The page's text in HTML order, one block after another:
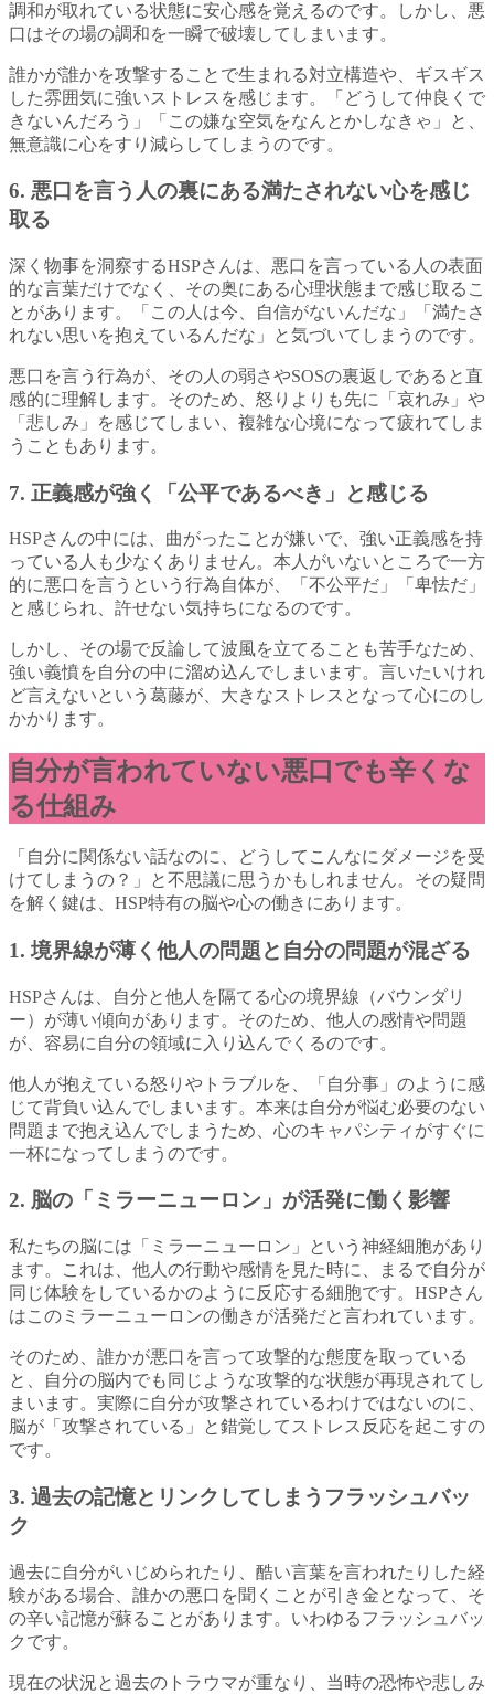
調和が取れている状態に安心感を覚えるのです。しかし、悪
口はその場の調和を一瞬で破壊してしまいます。
誰かが誰かを攻撃することで生まれる対立構造や、ギスギス
した雰囲気に強いストレスを感じます。「どうして仲良くで
きないんだろう」「この嫌な空気をなんとかしなきゃ」と、
無意識に心をすり減らしてしまうのです。
6. 悪口を言う人の裏にある満たされない心を感じ
取る
深く物事を洞察するHSPさんは、悪口を言っている人の表面
的な言葉だけでなく、その奥にある心理状態まで感じ取るこ
とがあります。「この人は今、自信がないんだな」「満たさ
れない思いを抱えているんだな」と気づいてしまうのです。
悪口を言う行為が、その人の弱さやSOSの裏返しであると直
感的に理解します。そのため、怒りよりも先に「哀れみ」や
「悲しみ」を感じてしまい、複雑な心境になって疲れてしま
うこともあります。
7. 正義感が強く「公平であるべき」と感じる
HSPさんの中には、曲がったことが嫌いで、強い正義感を持
っている人も少なくありません。本人がいないところで一方
的に悪口を言うという行為自体が、「不公平だ」「卑怯だ」
と感じられ、許せない気持ちになるのです。
しかし、その場で反論して波風を立てることも苦手なため、
強い義憤を自分の中に溜め込んでしまいます。言いたいけれ
ど言えないという葛藤が、大きなストレスとなって心にのし
かかります。
自分が言われていない悪口でも辛くな
る仕組み
「自分に関係ない話なのに、どうしてこんなにダメージを受
けてしまうの？」と不思議に思うかもしれません。その疑問
を解く鍵は、HSP特有の脳や心の働きにあります。
1. 境界線が薄く他人の問題と自分の問題が混ざる
HSPさんは、自分と他人を隔てる心の境界線（バウンダリ
ー）が薄い傾向があります。そのため、他人の感情や問題
が、容易に自分の領域に入り込んでくるのです。
他人が抱えている怒りやトラブルを、「自分事」のように感
じて背負い込んでしまいます。本来は自分が悩む必要のない
問題まで抱え込んでしまうため、心のキャパシティがすぐに
一杯になってしまうのです。
2. 脳の「ミラーニューロン」が活発に働く影響
私たちの脳には「ミラーニューロン」という神経細胞があり
ます。これは、他人の行動や感情を見た時に、まるで自分が
同じ体験をしているかのように反応する細胞です。HSPさん
はこのミラーニューロンの働きが活発だと言われています。
そのため、誰かが悪口を言って攻撃的な態度を取っている
と、自分の脳内でも同じような攻撃的な状態が再現されてし
まいます。実際に自分が攻撃されているわけではないのに、
脳が「攻撃されている」と錯覚してストレス反応を起こすの
です。
3. 過去の記憶とリンクしてしまうフラッシュバッ
ク
過去に自分がいじめられたり、酷い言葉を言われたりした経
験がある場合、誰かの悪口を聞くことが引き金となって、そ
の辛い記憶が蘇ることがあります。いわゆるフラッシュバッ
クです。
現在の状況と過去のトラウマが重なり、当時の恐怖や悲しみ